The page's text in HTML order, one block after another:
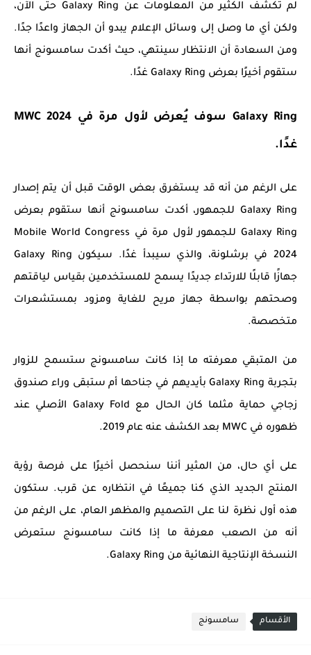
لم تُكشف الكثير من المعلومات عن Galaxy Ring حتى الآن،
ولكن أي ما وصل إلى وسائل الإعلام يبدو أن الجهاز واعدًا جدًا.
ومن السعادة أن الانتظار سينتهي، حيث أكدت سامسونج أنها
ستقوم أخيرًا بعرض Galaxy Ring غدًا.
Galaxy Ring سوف يُعرض لأول مرة في MWC 2024
غدًا.
على الرغم من أنه قد يستغرق بعض الوقت قبل أن يتم إصدار
Galaxy Ring للجمهور، أكدت سامسونج أنها ستقوم بعرض
Galaxy Ring للجمهور لأول مرة في Mobile World Congress
2024 في برشلونة، والذي سيبدأ غدًا. سيكون Galaxy Ring
جهازًا قابلًا للارتداء جديدًا يسمح للمستخدمين بقياس لياقتهم
وصحتهم بواسطة جهاز مريح للغاية ومزود بمستشعرات
متخصصة.
من المتبقي معرفته ما إذا كانت سامسونج ستسمح للزوار
بتجربة Galaxy Ring بأيديهم في جناحها أم ستبقى وراء صندوق
زجاجي حماية مثلما كان الحال مع Galaxy Fold الأصلي عند
ظهوره في MWC بعد الكشف عنه عام 2019.
على أي حال، من المثير أننا سنحصل أخيرًا على فرصة رؤية
المنتج الجديد الذي كنا جميعًا في انتظاره عن قرب. ستكون
هذه أول نظرة لنا على التصميم والمظهر العام، على الرغم من
أنه من الصعب معرفة ما إذا كانت سامسونج ستعرض
النسخة الإنتاجية النهائية من Galaxy Ring.
الأقسام سامسونج